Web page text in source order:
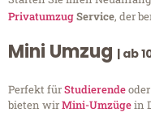
PrivatumzugService, der
Mini Umzug | ab
Perfekt fürStudierende
bieten wirMini-Umzügein